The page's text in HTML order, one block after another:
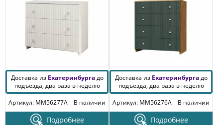
Доставка из Екатеринбургадо
подъезда, два раза в неделю
Артикул: MM56277A
В наличии
Подробнее
Доставка из Екатеринбургадо
подъезда, два раза в неделю
Артикул: MM56276A
В наличии
Подробнее